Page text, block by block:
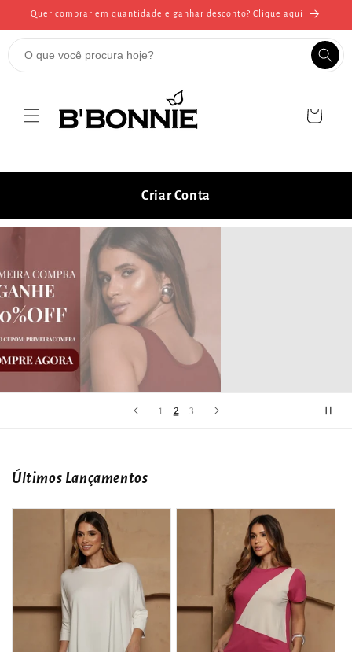
para o
conteúdo
Quer comprar em quantidade e ganhar desconto? Clique aqui
Carrinho
Criar Conta
1 2 3
Últimos Lançamentos